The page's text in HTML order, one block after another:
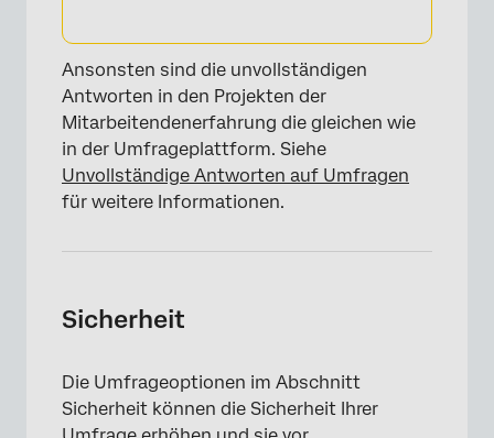
Ansonsten sind die unvollständigen
Antworten in den Projekten der
Mitarbeitendenerfahrung die gleichen wie
in der Umfrageplattform. Siehe
Unvollständige Antworten auf Umfragen
für weitere Informationen.
Sicherheit
Die Umfrageoptionen im Abschnitt
Sicherheit können die Sicherheit Ihrer